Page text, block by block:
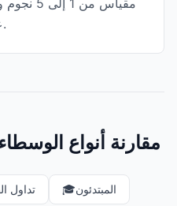
على وضعه التنظيمي وسجله.
مقارنة أنواع
تداول 🎓المبتدئون